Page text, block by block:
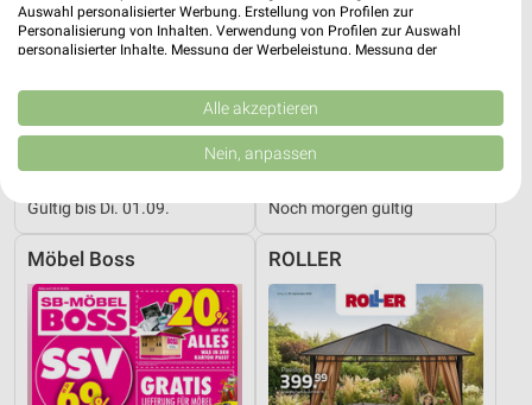
29,1 km
Gültig bis Di. 01.09. Noch morgen gültig
Möbel Boss ROLLER
Auswahl personalisierter Werbung. Erstellung von Profilen zur
Personalisierung von Inhalten. Verwendung von Profilen zur Auswahl
personalisierter Inhalte. Messung der Werbeleistung. Messung der
Kombinationen von Daten aus verschiedenen Quellen. Entwicklung und
Verbesserung der Angebote. Verwendung reduzierter Daten zur Auswahl
von Inhalten.
Daten können außerhalb der Europäischen Union weitergegeben und in die
USA gesendet werden.
Website/App.
Wir nutzen Ihre Daten für folgende Zwecke:
IAB-Verarbeitungszwecke:
Speichern von oder Zugriff auf Informationen
auf einem Endgerät
Alle akzeptieren
Nein, anpassen